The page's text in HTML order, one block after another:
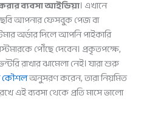
ব্যবসা আইডিয়া। এখানে
ছবি আপনার ফেসবুক পেজ বা
অর্ডার দিলে আপনি পাইকারি
পৌঁছে দেবেন। প্রকৃতপক্ষে,
রাখার ঝামেলা নেই। যারা শুরু
কৌশলঅনুসরণ করেন, তারা নিয়মিত
এই ব্যবসা থেকে প্রতি মাসে ভালো